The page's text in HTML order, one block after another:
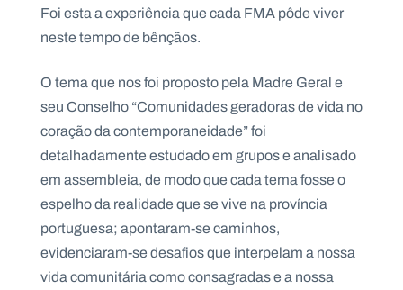
Foi esta a experiência que cada FMA pôde viver
neste tempo de bênçãos.
O tema que nos foi proposto pela Madre Geral e
seu Conselho “Comunidades geradoras de vida no
coração da contemporaneidade” foi
detalhadamente estudado em grupos e analisado
em assembleia, de modo que cada tema fosse o
espelho da realidade que se vive na província
portuguesa; apontaram-se caminhos,
evidenciaram-se desafios que interpelam a nossa
vida comunitária como consagradas e a nossa
o
s
e
s
e
tt
e
r